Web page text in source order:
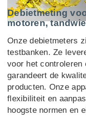
Debietmeting
motoren,
Onze debietmeters
testbanken. Ze
voor het controleren
garandeert de
producten. Onze
flexibiliteit en
hoogste normen en